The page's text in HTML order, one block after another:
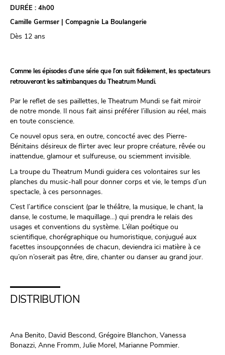
DURÉE : 4h00
Camille Germser | Compagnie La Boulangerie
Dès 12 ans
Comme les épisodes d’une série que l’on suit fidèlement, les spectateurs
retrouveront les saltimbanques du Theatrum Mundi.
Par le reflet de ses paillettes, le Theatrum Mundi se fait miroir
de notre monde. Il nous fait ainsi préférer l’illusion au réel, mais
en toute conscience.
Ce nouvel opus sera, en outre, concocté avec des Pierre-
Bénitains désireux de flirter avec leur propre créature, rêvée ou
inattendue, glamour et sulfureuse, ou sciemment invisible.
La troupe du Theatrum Mundi guidera ces volontaires sur les
planches du music-hall pour donner corps et vie, le temps d’un
spectacle, à ces personnages.
C’est l’artifice conscient (par le théâtre, la musique, le chant, la
danse, le costume, le maquillage…) qui prendra le relais des
usages et conventions du système. L’élan poétique ou
scientifique, chorégraphique ou humoristique, conjugué aux
facettes insoupçonnées de chacun, deviendra ici matière à ce
qu’on n’oserait pas être, dire, chanter ou danser au grand jour.
DISTRIBUTION
Ana Benito, David Bescond, Grégoire Blanchon, Vanessa
Bonazzi, Anne Fromm, Julie Morel, Marianne Pommier.